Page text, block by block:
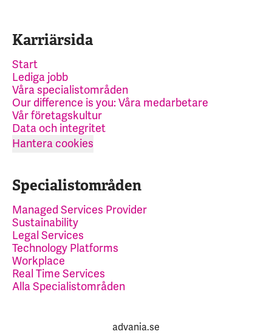
Karriärsida
Start
Lediga jobb
Våra specialistområden
Our difference is you: Våra medarbetare
Vår företagskultur
Data och integritet
Hantera cookies
Specialistområden
Managed Services Provider
Sustainability
Legal Services
Technology Platforms
Workplace
Real Time Services
Alla Specialistområden
advania.se